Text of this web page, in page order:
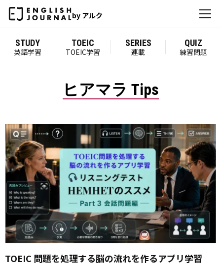
by アルク
STUDY
英語学習
TOEIC
TOEIC学習
SERIES
連載
QUIZ
練習問題
ヒアマラ Tips
TOEIC 問題を処理する脳の流れを作るアプリ学習